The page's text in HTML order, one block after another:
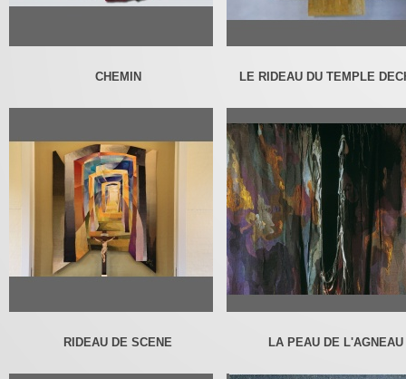
CHEMIN LE RIDEAU DU TEMPLE
RIDEAU DE SCENE LA PEAU DE L'AGNEAU